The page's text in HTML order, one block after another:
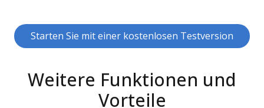
Starten Sie mit einer kostenlosen Testversion
Weitere Funktionen und
Vorteile